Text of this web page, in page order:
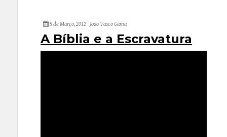
5 de Março, 2012 João Vasco Gama
A Bíblia e a Escravatura